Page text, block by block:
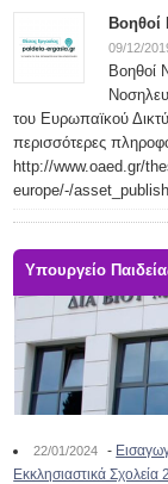
Bοηθοί
09/12/
Bοηθοί
του Ευρωπαϊκού
περισσότερες
http://www.oaed.gr/
europe/-/
Υπουργείο
22/01/2024 -
Εκκλησιαστικά Σχολεία